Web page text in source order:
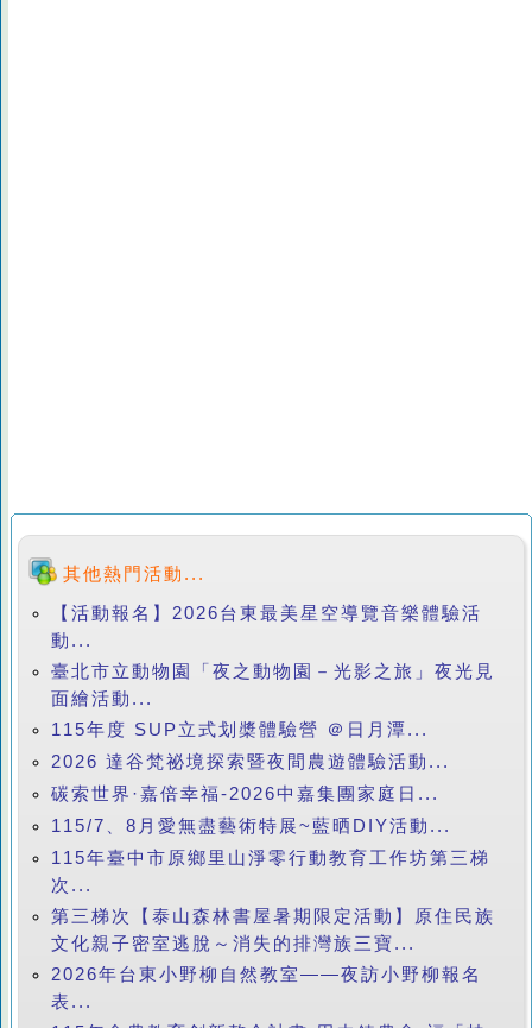
其他熱門活動...
【活動報名】2026台東最美星空導覽音樂體驗活
動...
臺北市立動物園「夜之動物園－光影之旅」夜光見
面繪活動...
115年度 SUP立式划槳體驗營 ＠日月潭...
2026 達谷梵祕境探索暨夜間農遊體驗活動...
碳索世界·嘉倍幸福-2026中嘉集團家庭日...
115/7、8月愛無盡藝術特展~藍晒DIY活動...
115年臺中市原鄉里山淨零行動教育工作坊第三梯
次...
第三梯次【泰山森林書屋暑期限定活動】原住民族
文化親子密室逃脫～消失的排灣族三寶...
2026年台東小野柳自然教室——夜訪小野柳報名
表...